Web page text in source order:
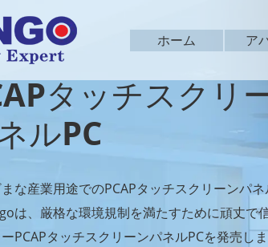
ホーム ア
タッチスクリ
ルPC
な産業用途でのPCAPタッチスクリーンパ
は、厳格な環境規制を満たすために頑丈で
PCAPタッチスクリーンパネルPCを発売し